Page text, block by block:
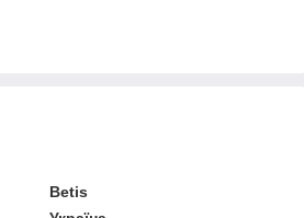
Betis